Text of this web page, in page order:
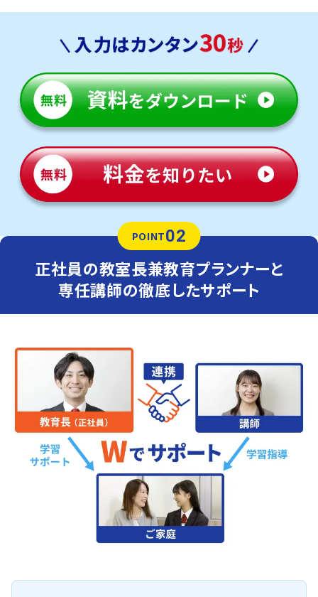
POINT02
正社員の教室長兼教育プランナーと
専任講師の徹底したサポート